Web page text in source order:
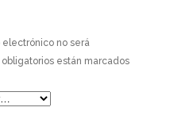
no será
obligatorios están marcados